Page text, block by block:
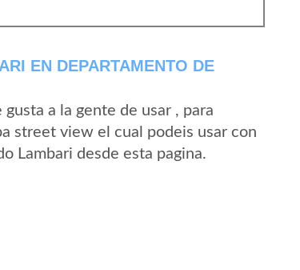
EN DEPARTAMENTO DE
a la gente de usar , para
street view el cual podeis usar con
Lambari desde esta pagina.